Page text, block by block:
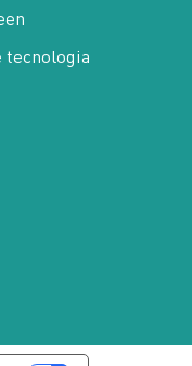
tecnologia